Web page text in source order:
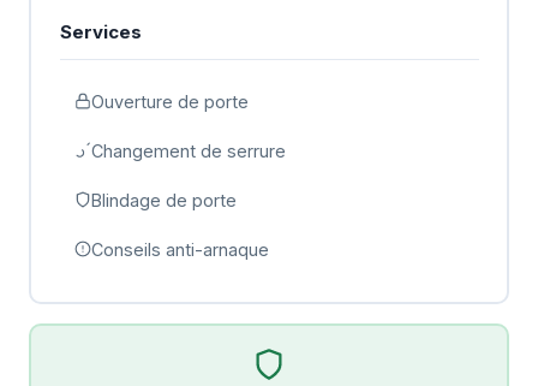
Services
Ouverture de porte
Changement de serrure
Blindage de porte
Conseils anti-arnaque